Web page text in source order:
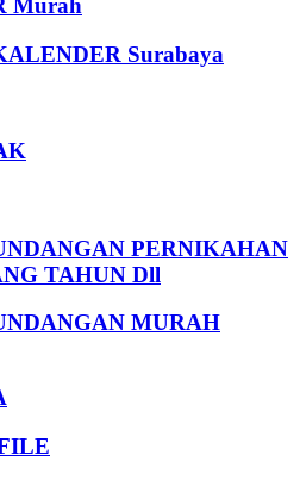
Murah
Surabaya
PERNIKAHAN
TAHUN Dll
MURAH